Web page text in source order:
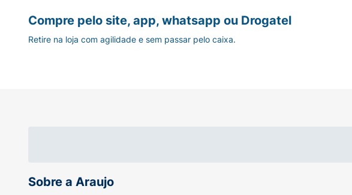
Lípitor 10 mg, 20 mg ou 40 mg em embalagens contendo
comprimidos revestidos.
Cada comprimido revestido de Lípitor 10 mg, 20 mg ou 40
Sobre a Araujo
Compre pelo site, app, whatsapp ou Drogatel
Retire na loja com agilidade e sem passar pelo caixa.